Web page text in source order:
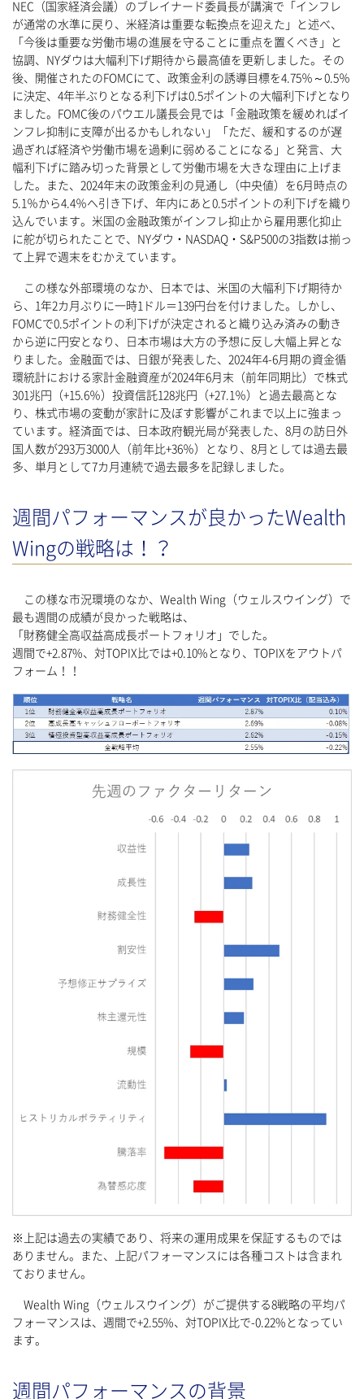
NEC（国家経済会議）のブレイナード委員長が講演で「インフレ
が通常の水準に戻り、米経済は重要な転換点を迎えた」と述べ、
「今後は重要な労働市場の進展を守ることに重点を置くべき」と
協調、NYダウは大幅利下げ期待から最高値を更新しました。その
後、開催されたのFOMCにて、政策金利の誘導目標を4.75％～0.5％
に決定、4年半ぶりとなる利下げは0.5ポイントの大幅利下げとなり
ました。FOMC後のパウエル議長会見では「金融政策を緩めればイ
ンフレ抑制に支障が出るかもしれない」「ただ、緩和するのが遅
過ぎれば経済や労働市場を過剰に弱めることになる」と発言、大
幅利下げに踏み切った背景として労働市場を大きな理由に上げま
した。また、2024年末の政策金利の見通し（中央値）を6月時点の
5.1％から4.4％へ引き下げ、年内にあと0.5ポイントの利下げを織り
込んでいます。米国の金融政策がインフレ抑止から雇用悪化抑止
に舵が切られたことで、NYダウ・NASDAQ・S&P500の3指数は揃っ
て上昇で週末をむかえています。
この様な外部環境のなか、日本では、米国の大幅利下げ期待か
ら、1年2カ月ぶりに一時1ドル＝139円台を付けました。しかし、
FOMCで0.5ポイントの利下げが決定されると織り込み済みの動き
から逆に円安となり、日本市場は大方の予想に反し大幅上昇とな
りました。金融面では、日銀が発表した、2024年4-6月期の資金循
環統計における家計金融資産が2024年6月末（前年同期比）で株式
301兆円（+15.6％）投資信託128兆円（+27.1％）と過去最高とな
り、株式市場の変動が家計に及ぼす影響がこれまで以上に強まっ
ています。経済面では、日本政府観光局が発表した、8月の訪日外
国人数が293万3000人（前年比+36％）となり、8月としては過去最
多、単月として7カ月連続で過去最多を記録しました。
週間パフォーマンスが良かったWealth
Wingの戦略は！？
この様な市況環境のなか、Wealth Wing（ウェルスウイング）で
最も週間の成績が良かった戦略は、
「財務健全高収益高成長ポートフォリオ」でした。
週間で+2.87%、対TOPIX比では+0.10%となり、TOPIXをアウトパ
フォーム！！
※上記は過去の実績であり、将来の運用成果を保証するものでは
ありません。また、上記パフォーマンスには各種コストは含まれ
ておりません。
Wealth Wing（ウェルスウイング）がご提供する8戦略の平均パ
フォーマンスは、週間で+2.55%、対TOPIX比で-0.22%となってい
ます。
週間パフォーマンスの背景